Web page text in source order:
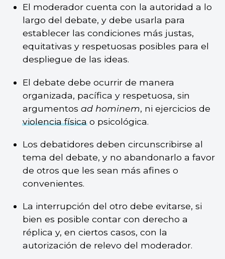
El moderador cuenta con la autoridad a lo
largo del debate, y debe usarla para
establecer las condiciones más justas,
equitativas y respetuosas posibles para el
despliegue de las ideas.
El debate debe ocurrir de manera
organizada, pacífica y respetuosa, sin
argumentos ad hominem, ni ejercicios de
violencia físicao psicológica.
Los debatidores deben circunscribirse al
tema del debate, y no abandonarlo a favor
de otros que les sean más afines o
convenientes.
La interrupción del otro debe evitarse, si
bien es posible contar con derecho a
réplica y, en ciertos casos, con la
autorización de relevo del moderador.